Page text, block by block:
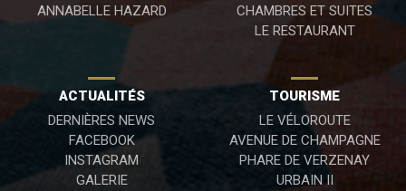
ANNABELLE HAZARD
CHAMBRES ET SUITES
LE RESTAURANT
ACTUALITÉS
DERNIÈRES NEWS
FACEBOOK
INSTAGRAM
GALERIE
TOURISME
LE VÉLOROUTE
AVENUE DE CHAMPAGNE
PHARE DE VERZENAY
URBAIN II